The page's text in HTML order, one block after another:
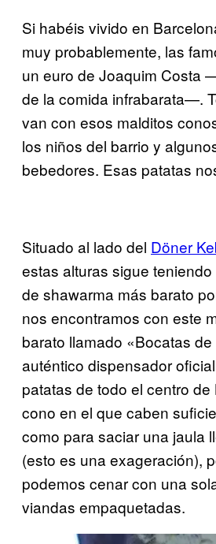
Si habéis vivido en
muy probablemente, las
un euro de Joaquim Costa
de la comida infrabarata—.
van con esos malditos
los niños del barrio y
bebedores. Esas patatas
Situado al lado del Döner
estas alturas sigue
de shawarma más barato
nos encontramos con este
barato llamado «Bocatas
auténtico dispensador
patatas de todo el centro
cono en el que caben
como para saciar una jaula
(esto es una exageración),
podemos cenar con una
viandas empaquetadas.